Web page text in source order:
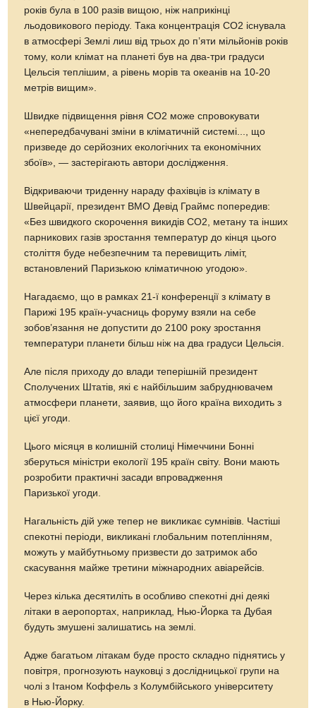
років була в 100 разів вищою, ніж наприкінці
льодовикового періоду. Така концентрація СО2 існувала
в атмосфері Землі лиш від трьох до п’яти мільйонів років
тому, коли клімат на планеті був на два-три градуси
Цельсія теплішим, а рівень морів та океанів на 10-20
метрів вищим».
Швидке підвищення рівня СО2 може спровокувати
«непередбачувані зміни в кліматичній системі..., що
призведе до серйозних екологічних та економічних
збоїв», — застерігають автори дослідження.
Відкриваючи триденну нараду фахівців iз клімату в
Швейцарії, президент ВМО Девід Граймс попередив:
«Без швидкого скорочення викидів СО2, метану та інших
парникових газів зростання температур до кінця цього
століття буде небезпечним та перевищить ліміт,
встановлений Паризькою кліматичною угодою».
Нагадаємо, що в рамках 21-ї конференції з клімату в
Парижі 195 країн-учасниць форуму взяли на себе
зобов’язання не допустити до 2100 року зростання
температури планети більш ніж на два градуси Цельсія.
Але після приходу до влади теперішній президент
Сполучених Штатів, які є найбільшим забруднювачем
атмосфери планети, заявив, що його країна виходить з
цієї угоди.
Цього місяця в колишній столиці Німеччини Бонні
зберуться міністри екології 195 країн світу. Вони мають
розробити практичні засади впровадження
Паризької угоди.
Нагальність дій уже тепер не викликає сумнівів. Частіші
спекотні періоди, викликані глобальним потеплінням,
можуть у майбутньому призвести до затримок або
скасування майже третини міжнародних авіарейсів.
Через кілька десятиліть в особливо спекотні дні деякі
літаки в аеропортах, наприклад, Нью-Йорка та Дубая
будуть змушені залишатись на землі.
Адже багатьом літакам буде просто складно піднятись у
повітря, прогнозують науковці з дослідницької групи на
чолі з Ітаном Коффель з Колумбійського університету
в Нью-Йорку.